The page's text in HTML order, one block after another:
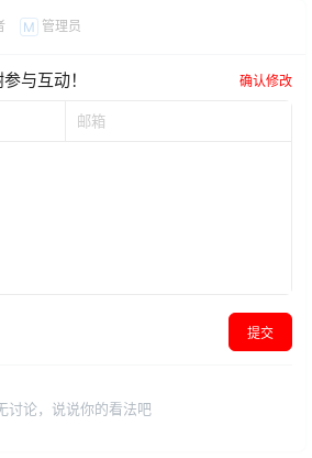
M 管理员
与互动！ 确认修改
提交
讨论，说说你的看法吧